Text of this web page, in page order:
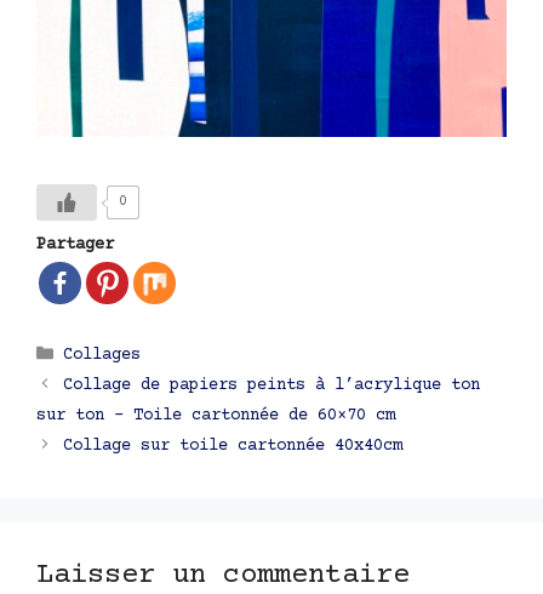
0
Partager
Catégories
Collages
Navigation
des
articles
Collage de papiers peints à l’acrylique ton
sur ton – Toile cartonnée de 60×70 cm
Collage sur toile cartonnée 40x40cm
Laisser un commentaire